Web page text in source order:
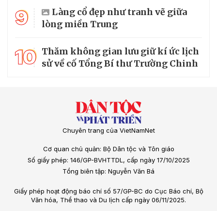
9
Làng cổ đẹp như tranh vẽ giữa
lòng miền Trung
10 Thăm không gian lưu giữ kí ức lịch
sử về cố Tổng Bí thư Trường Chinh
Chuyên trang của VietNamNet
Cơ quan chủ quản: Bộ Dân tộc và Tôn giáo
Số giấy phép: 146/GP-BVHTTDL, cấp ngày 17/10/2025
Tổng biên tập: Nguyễn Văn Bá
Giấy phép hoạt động báo chí số 57/GP-BC do Cục Báo chí, Bộ
Văn hóa, Thể thao và Du lịch cấp ngày 06/11/2025.